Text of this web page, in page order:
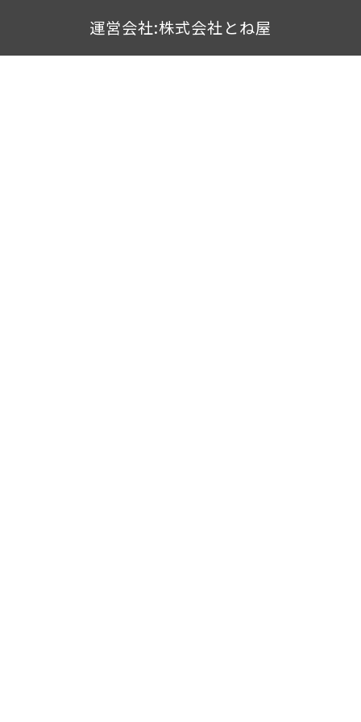
運営会社:株式会社とね屋